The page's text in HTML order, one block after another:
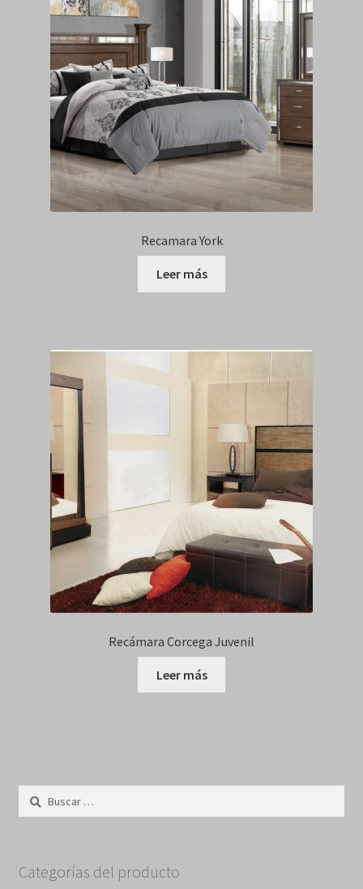
Recamara York
Leer más
Recámara Corcega Juvenil
Leer más
Buscar:
Categorías del producto